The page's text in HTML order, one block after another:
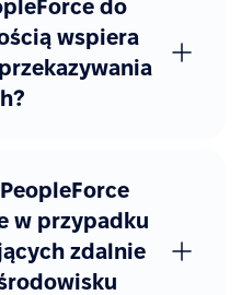
do
wspiera
w przypadku
zdalnie